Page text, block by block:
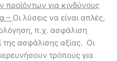
προϊόντων για κινδύνους
– Οι λύσεις να είναι απλές,
π.χ. ασφάλιση
της ασφάλισης αξίας. Οι
τρόπους για